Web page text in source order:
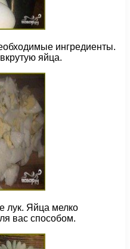
ингредиенты.
яйца.
лук. Яйца мелко
вас способом.